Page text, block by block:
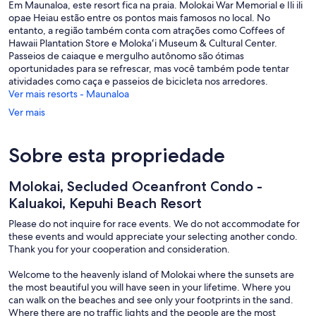
Em Maunaloa, este resort fica na praia. Molokai War Memorial e Ili ili
opae Heiau estão entre os pontos mais famosos no local. No
entanto, a região também conta com atrações como Coffees of
Hawaii Plantation Store e Molokaʻi Museum & Cultural Center.
Passeios de caiaque e mergulho autônomo são ótimas
oportunidades para se refrescar, mas você também pode tentar
atividades como caça e passeios de bicicleta nos arredores.
Ver mais resorts - Maunaloa
Ver mais
Sobre esta propriedade
Molokai, Secluded Oceanfront Condo -
Kaluakoi, Kepuhi Beach Resort
Please do not inquire for race events. We do not accommodate for
these events and would appreciate your selecting another condo.
Thank you for your cooperation and consideration.
Welcome to the heavenly island of Molokai where the sunsets are
the most beautiful you will have seen in your lifetime. Where you
can walk on the beaches and see only your footprints in the sand.
Where there are no traffic lights and the people are the most